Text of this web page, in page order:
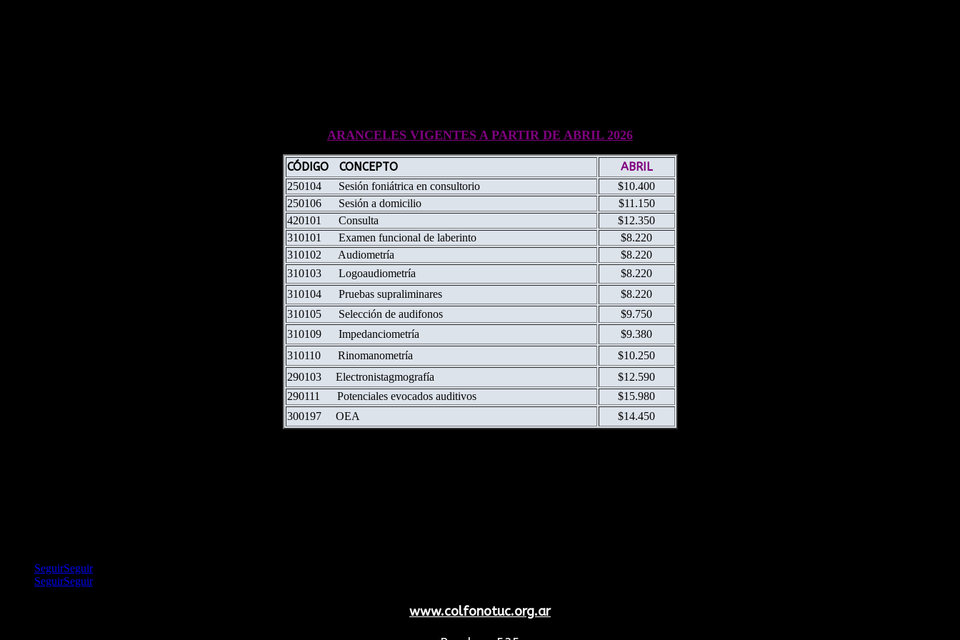
ARANCELES VIGENTES A PARTIR DE ABRIL 2026
CÓDIGO CONCEPTO ABRIL
250104 Sesión foniátrica en consultorio
$10.400
250106 Sesión a domicilio
$11.150
420101 Consulta
$12.350
310101 Examen funcional de laberinto
$8.220
310102 Audiometría
$8.220
310103 Logoaudiometría
$8.220
310104 Pruebas supraliminares
$8.220
310105 Selección de audifonos
$9.750
310109 Impedanciometría
$9.380
310110 Rinomanometría
$10.250
290103 Electronistagmografía
$12.590
290111 Potenciales evocados auditivos
$15.980
300197 OEA
$14.450
SeguirSeguir
SeguirSeguir
www.colfonotuc.org.ar